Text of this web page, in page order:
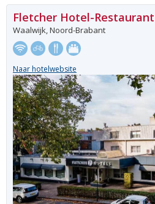
Fletcher Hotel-
Waalwijk, Noord-Brabant
Naar hotelwebsite